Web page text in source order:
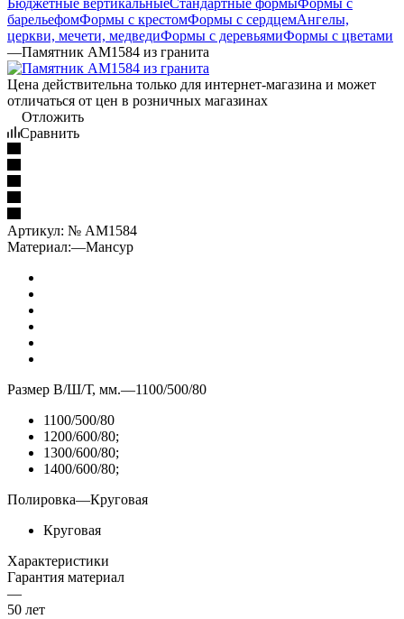
барельефомФормы с крестомФормы с сердцемАнгелы,
церкви, мечети, медведиФормы с деревьямиФормы с цветами
—Памятник AM1584 из гранита
Цена действительна только для интернет-магазина и может
отличаться от цен в розничных магазинах
Отложить
Сравнить
Артикул: № AM1584
Материал:—Мансур
Размер В/Ш/Т, мм.—1100/500/80
1100/500/80
1200/600/80;
1300/600/80;
1400/600/80;
Полировка—Круговая
Круговая
Характеристики
Гарантия материал
—
50 лет